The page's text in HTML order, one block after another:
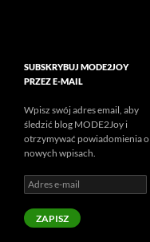
SUBSKRYBUJ MODE2JOY
PRZEZ E-MAIL
Wpisz swój adres email, aby
śledzić blog MODE2Joy i
otrzymywać powiadomienia o
nowych wpisach.
Adres
e-
mail
ZAPISZ